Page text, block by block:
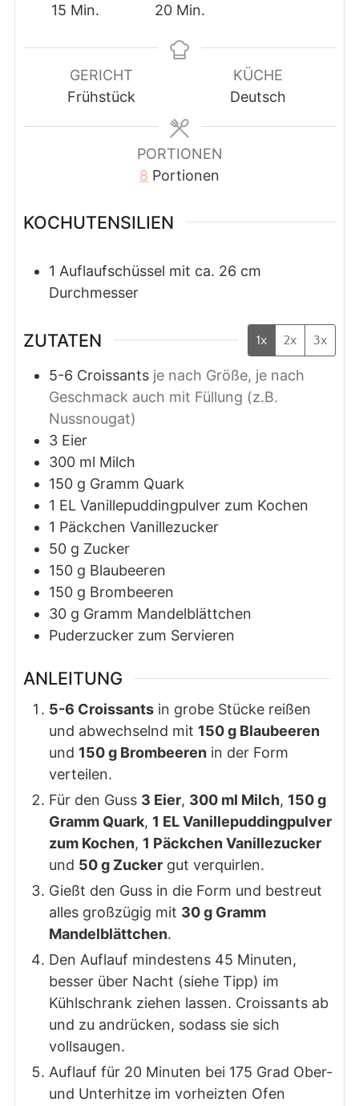
15Minuten
Min.
20Minuten
Min.
GERICHT
Frühstück
KÜCHE
Deutsch
PORTIONEN
8 Portionen
KOCHUTENSILIEN
1 Auflaufschüssel mit ca. 26 cm
Durchmesser
ZUTATEN 1x 2x 3x
5-6 Croissants je nach Größe, je nach
Geschmack auch mit Füllung (z.B.
Nussnougat)
3 Eier
300 ml Milch
150 g Gramm Quark
1 EL Vanillepuddingpulver zum Kochen
1 Päckchen Vanillezucker
50 g Zucker
150 g Blaubeeren
150 g Brombeeren
30 g Gramm Mandelblättchen
Puderzucker zum Servieren
ANLEITUNG
5-6 Croissantsin grobe Stücke reißen
und abwechselnd mit 150 g Blaubeeren
und 150 g Brombeerenin der Form
verteilen.
Für den Guss 3 Eier, 300 ml Milch, 150 g
Gramm Quark, 1 EL Vanillepuddingpulver
zum Kochen, 1 Päckchen Vanillezucker
und 50 g Zuckergut verquirlen.
Gießt den Guss in die Form und bestreut
alles großzügig mit 30 g Gramm
Mandelblättchen.
Den Auflauf mindestens 45 Minuten,
besser über Nacht (siehe Tipp) im
Kühlschrank ziehen lassen. Croissants ab
und zu andrücken, sodass sie sich
vollsaugen.
Auflauf für 20 Minuten bei 175 Grad Ober-
und Unterhitze im vorheizten Ofen